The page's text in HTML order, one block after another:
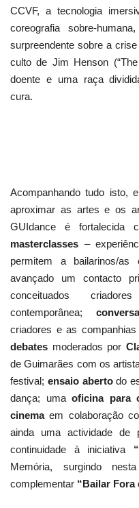
CCVF, a tecnologia
coreografia sobre-
surpreendente sobre a
culto de Jim Henson
doente e uma raça
cura.
Acompanhando tudo isto,
aproximar as artes e os
GUIdance é fortalecida
masterclasses –
permitem a bailarinos/
avançado um contacto
conceituados
contemporânea;
criadores e as
debates moderados por
de Guimarães com os
festival; ensaio abertodo
dança; uma oficina para
cinemaem colaboração
ainda uma actividade de
continuidade à iniciativa
Memória, surgindo
complementar “Bailar Fora